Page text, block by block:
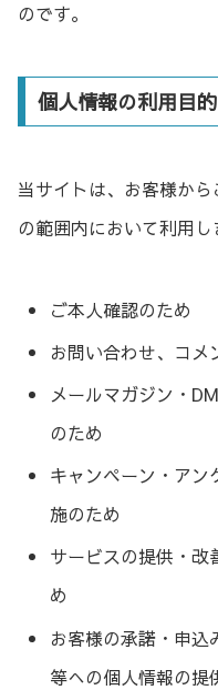
のです。
個人情報の利用目
当サイトは、お客様か
の範囲内において利用し
ご本人確認のため
お問い合わせ、コメ
メールマガジン・
のため
キャンペーン・アン
施のため
サービスの提供・改
め
お客様の承諾・申
等への個人情報の提